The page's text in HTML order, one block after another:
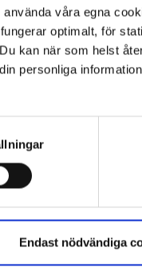
våra egna
optimalt, för
kan när som helst
personliga
Endast nödvändiga